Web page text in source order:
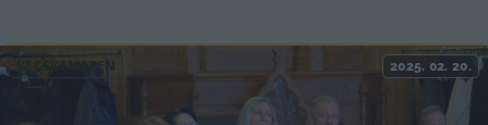
KECSKEMÉTEN 2025. 02. 20.